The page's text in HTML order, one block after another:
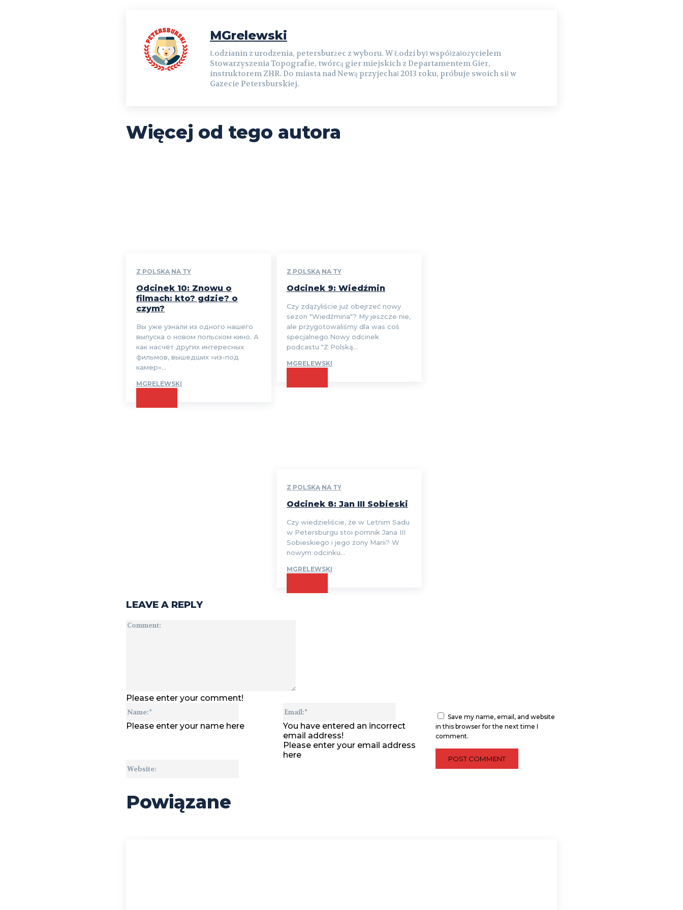
MGrelewski
Łodzianin z urodzenia, petersburżec z wyboru. W Łodzi był współzałożycielem
Stowarzyszenia Topografie, twórcą gier miejskich z Departamentem Gier,
instruktorem ZHR. Do miasta nad Newą przyjechał 2013 roku, próbuje swoich sił w
Gazecie Petersburskiej.
Więcej od tego autora
Z POLSKĄ NA TY
Odcinek 10: Znowu o
filmach: kto? gdzie? o
czym?
Вы уже узнали из одного нашего
выпуска о новом польском кино. А
как насчёт других интересных
фильмов, вышедших «из-под
камер»...
MGRELEWSKI
Z POLSKĄ NA TY
Odcinek 9: Wiedźmin
Czy zdążyliście już obejrzeć nowy
sezon "Wiedźmina"? My jeszcze nie,
ale przygotowaliśmy dla was coś
specjalnego.Nowy odcinek
podcastu "Z Polską...
MGRELEWSKI
Z POLSKĄ NA TY
Odcinek 8: Jan III Sobieski
Czy wiedzieliście, że w Letnim Sadu
w Petersburgu stoi pomnik Jana III
Sobieskiego i jego żony Marii? W
nowym odcinku...
MGRELEWSKI
LEAVE A REPLY
Please enter your comment!
Please enter your name here
You have entered an incorrect
email address!
Please enter your email address
here
Save my name, email, and website
in this browser for the next time I
comment.
Powiązane